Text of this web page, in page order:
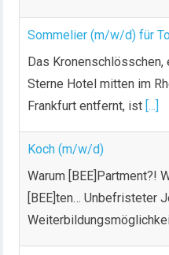
Sommelier (m/w/d) für
Das
Sterne Hotel mitten im
Frankfurt entfernt, ist [...]
Koch (m/w/d)
Warum [BEE]Partment?!
[BEE]ten… Unbefristeter